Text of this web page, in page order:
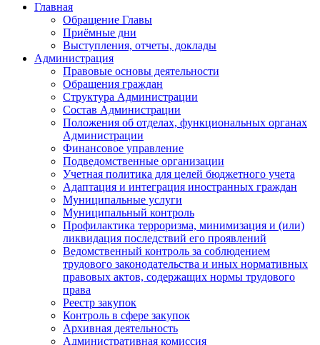
Главная
Обращение Главы
Приёмные дни
Выступления, отчеты, доклады
Администрация
Правовые основы деятельности
Обращения граждан
Структура Администрации
Состав Администрации
Положения об отделах, функциональных органах
Администрации
Финансовое управление
Подведомственные организации
Учетная политика для целей бюджетного учета
Адаптация и интеграция иностранных граждан
Муниципальные услуги
Муниципальный контроль
Профилактика терроризма, минимизация и (или)
ликвидация последствий его проявлений
Ведомственный контроль за соблюдением
трудового законодательства и иных нормативных
правовых актов, содержащих нормы трудового
права
Реестр закупок
Контроль в сфере закупок
Архивная деятельность
Административная комиссия